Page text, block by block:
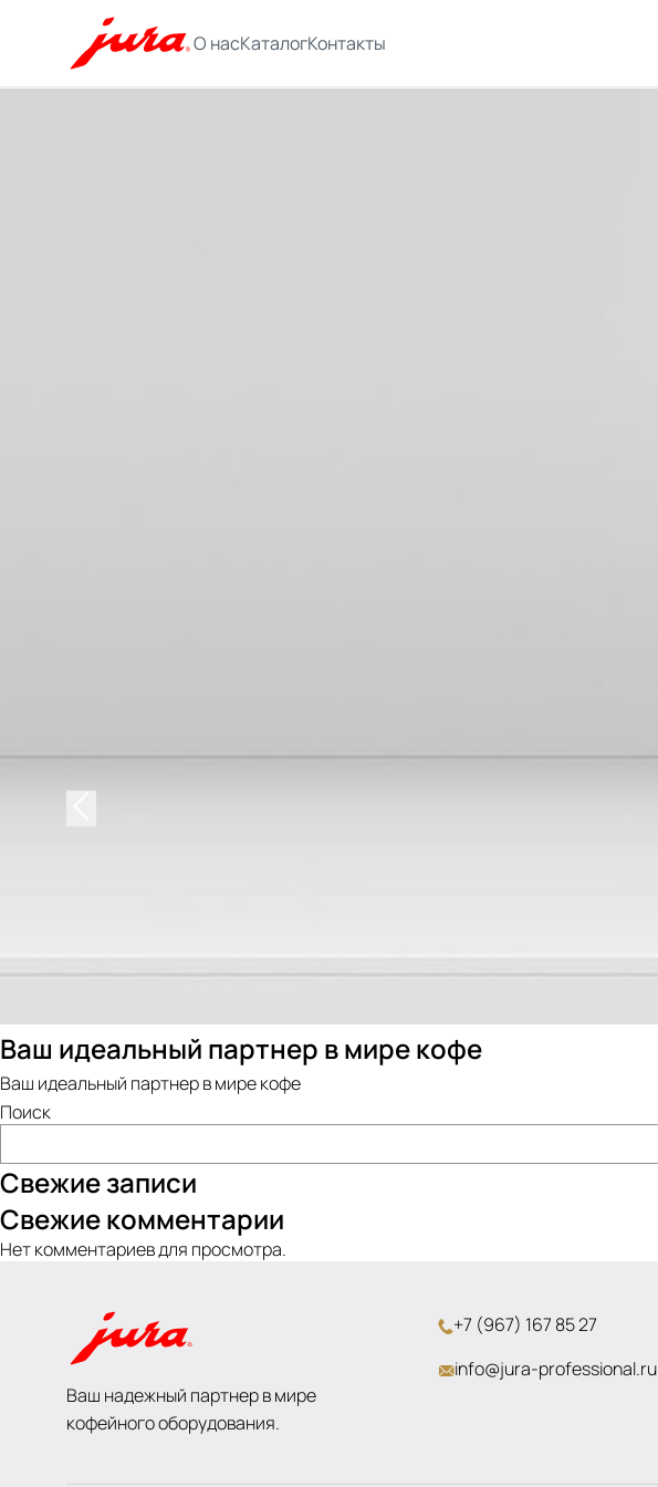
О насКаталогКонтакты
Ваш идеальный партнер в мире кофе
Ваш идеальный партнер в мире кофе
Поиск
Свежие записи
Свежие комментарии
Нет комментариев для просмотра.
Ваш надежный партнер в мире
кофейного оборудования.
+7 (967) 167 85 27
info@jura-professional.ru